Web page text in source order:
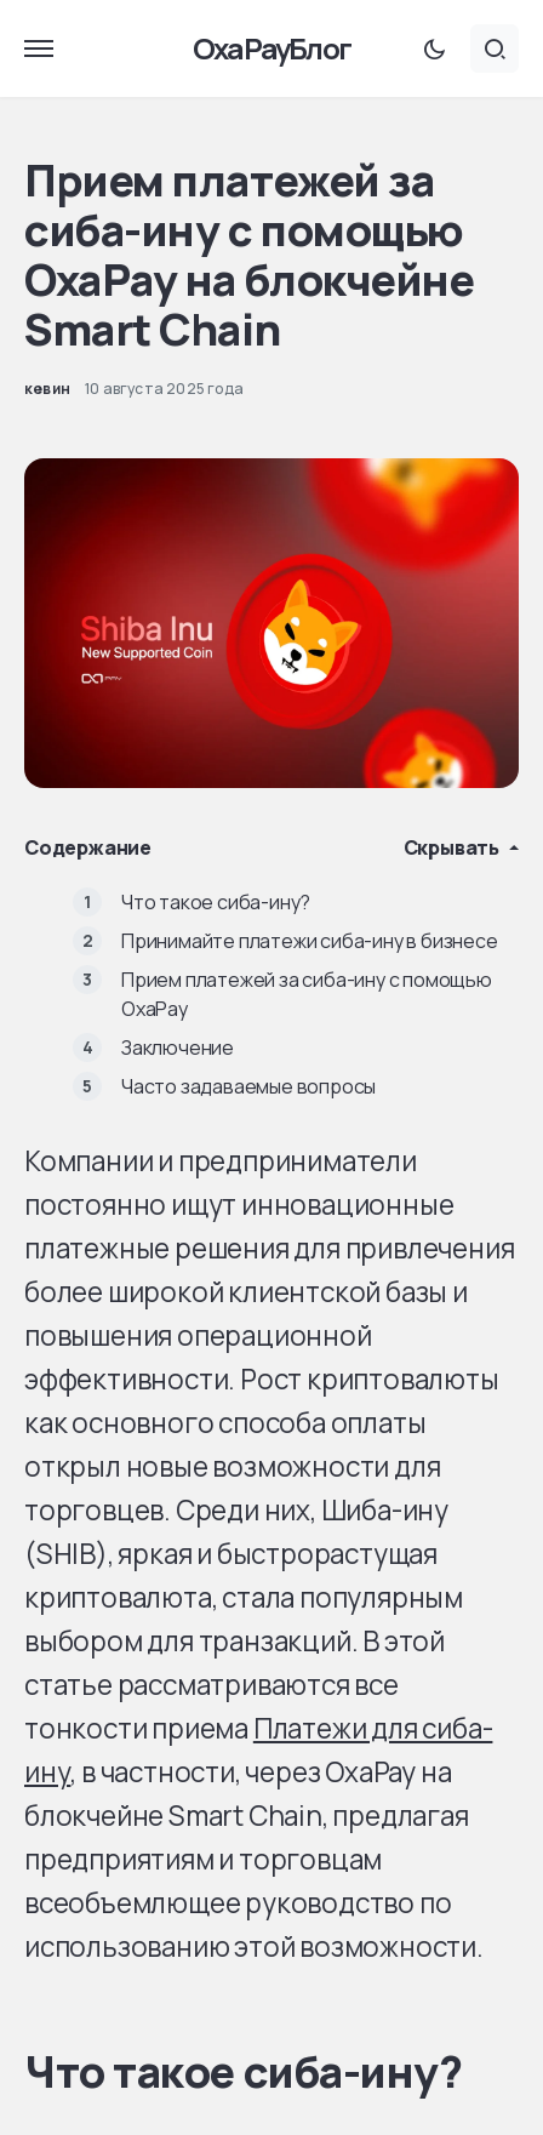
OxaPayБлог
Прием платежей за
сиба-ину с помощью
OxaPay на блокчейне
Smart Chain
кевин 10 августа 2025 года
Содержание Скрывать
Что такое сиба-ину?
Принимайте платежи сиба-ину в бизнесе
Прием платежей за сиба-ину с помощью
OxaPay
Заключение
Часто задаваемые вопросы
Компании и предприниматели
постоянно ищут инновационные
платежные решения для привлечения
более широкой клиентской базы и
повышения операционной
эффективности. Рост криптовалюты
как основного способа оплаты
открыл новые возможности для
торговцев. Среди них, Шиба-ину
(SHIB), яркая и быстрорастущая
криптовалюта, стала популярным
выбором для транзакций. В этой
статье рассматриваются все
тонкости приема Платежи для сиба-
ину, в частности, через OxaPay на
блокчейне Smart Chain, предлагая
предприятиям и торговцам
всеобъемлющее руководство по
использованию этой возможности.
Что такое сиба-ину?